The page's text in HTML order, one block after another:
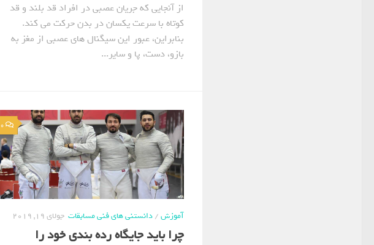
از آنجایی که جریان عصبی در افراد قد بلند و قد
کوتاه با سرعت یکسان در بدن حرکت می کند.
بنابراین، عبور این سیگنال های عصبی از مغز به
بازو، دست، پا و سایر...
0
آموزش/دانستنی های فنی مسابقات جولای 19, 2019
چرا باید جایگاه رده بندی خود را